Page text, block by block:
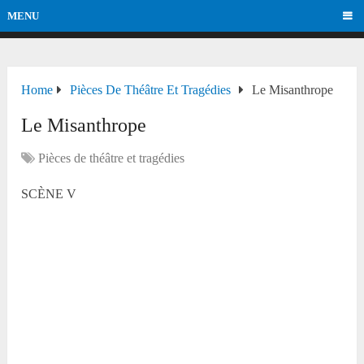
MENU
Home Pièces De Théâtre Et Tragédies Le Misanthrope
Le Misanthrope
Pièces de théâtre et tragédies
SCÈNE V